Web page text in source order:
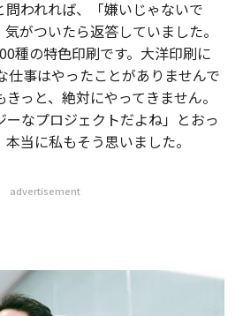
問われれば、「嫌いじゃないで
がついたら返答していました。
種の特色印刷です。大洋印刷に
仕事はやったことがありませんで
っと、絶対にやってきません。
ーなプロジェクトだよね」とおっ
当に私もそう思いました。
advertisement